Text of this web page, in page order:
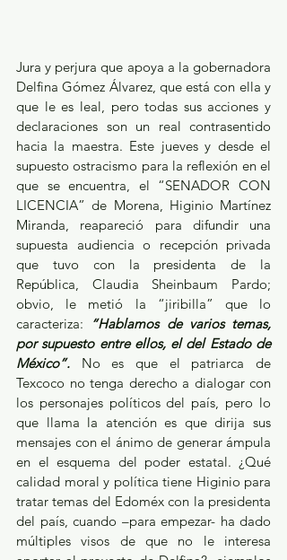
Jura y perjura que apoya a la gobernadora
Delfina Gómez Álvarez, que está con ella y
que le es leal, pero todas sus acciones y
declaraciones son un real contrasentido
hacia la maestra. Este jueves y desde el
supuesto ostracismo para la reflexión en el
que se encuentra, el “SENADOR CON
LICENCIA” de Morena, Higinio Martínez
Miranda, reapareció para difundir una
supuesta audiencia o recepción privada
que tuvo con la presidenta de la
República, Claudia Sheinbaum Pardo;
obvio, le metió la “jiribilla” que lo
caracteriza:
“Hablamos de varios temas,
por supuesto entre ellos, el del Estado de
México”. No es que el patriarca de
Texcoco no tenga derecho a dialogar con
los personajes políticos del país, pero lo
que llama la atención es que dirija sus
mensajes con el ánimo de generar ámpula
en el esquema del poder estatal. ¿Qué
calidad moral y política tiene Higinio para
tratar temas del Edoméx con la presidenta
del país, cuando –para empezar- ha dado
múltiples visos de que no le interesa